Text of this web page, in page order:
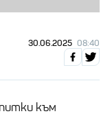
30.06.2025 08:40
към